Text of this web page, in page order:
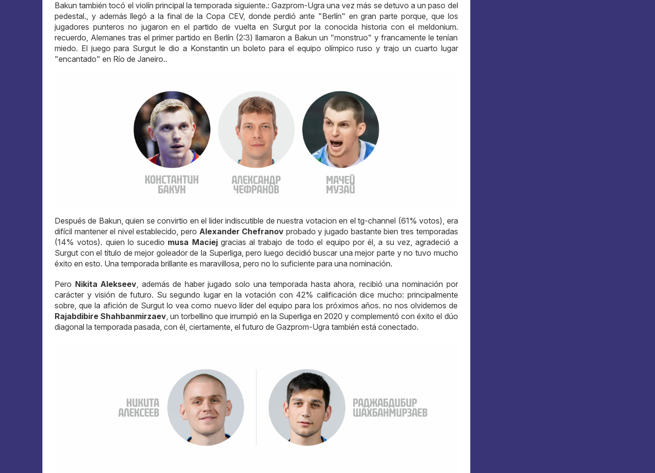
Bakun también tocó el violín principal la temporada siguiente.: Gazprom-Ugra una vez más se detuvo a un paso del
pedestal., y además llegó a la final de la Copa CEV, donde perdió ante "Berlín" en gran parte porque, que los
jugadores punteros no jugaron en el partido de vuelta en Surgut por la conocida historia con el meldonium.
recuerdo, Alemanes tras el primer partido en Berlín (2:3) llamaron a Bakun un "monstruo" y francamente le tenían
miedo. El juego para Surgut le dio a Konstantin un boleto para el equipo olímpico ruso y trajo un cuarto lugar
"encantado" en Río de Janeiro..
Después de Bakun, quien se convirtio en el lider indiscutible de nuestra votacion en el tg-channel (61% votos), era
difícil mantener el nivel establecido, pero Alexander Chefranov probado y jugado bastante bien tres temporadas
(14% votos). quien lo sucedio musa Maciejgracias al trabajo de todo el equipo por él, a su vez, agradeció a
Surgut con el título de mejor goleador de la Superliga, pero luego decidió buscar una mejor parte y no tuvo mucho
éxito en esto. Una temporada brillante es maravillosa, pero no lo suficiente para una nominación.
Pero Nikita Alekseev , además de haber jugado solo una temporada hasta ahora, recibió una nominación por
carácter y visión de futuro. Su segundo lugar en la votación con 42% calificación dice mucho: principalmente
sobre, que la afición de Surgut lo vea como nuevo líder del equipo para los próximos años. no nos olvidemos de
Rajabdibire Shahbanmirzaev , un torbellino que irrumpió en la Superliga en 2020 y complementó con éxito el dúo
diagonal la temporada pasada, con él, ciertamente, el futuro de Gazprom-Ugra también está conectado.